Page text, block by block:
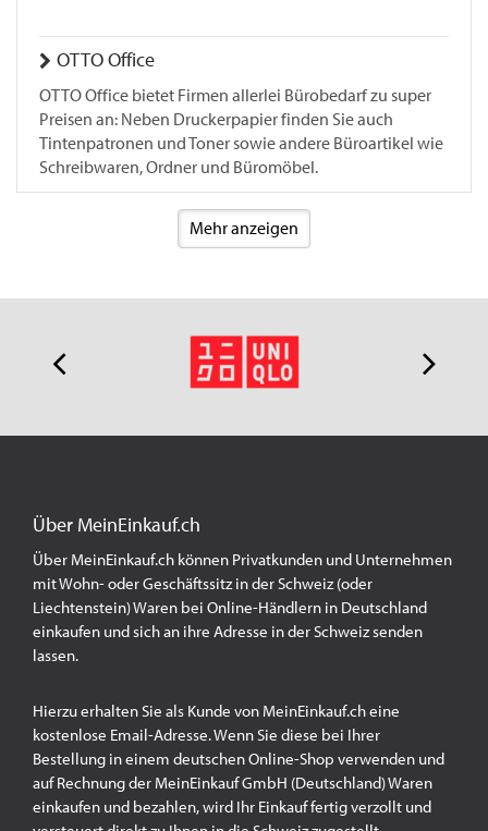
OTTO Office
OTTO Office bietet Firmen allerlei Bürobedarf zu super
Preisen an: Neben Druckerpapier finden Sie auch
Tintenpatronen und Toner sowie andere Büroartikel wie
Schreibwaren, Ordner und Büromöbel.
Mehr anzeigen
Über MeinEinkauf.ch
Über MeinEinkauf.ch können Privatkunden und Unternehmen
mit Wohn- oder Geschäftssitz in der Schweiz (oder
Liechtenstein) Waren bei Online-Händlern in Deutschland
einkaufen und sich an ihre Adresse in der Schweiz senden
lassen.
Hierzu erhalten Sie als Kunde von MeinEinkauf.ch eine
kostenlose Email-Adresse. Wenn Sie diese bei Ihrer
Bestellung in einem deutschen Online-Shop verwenden und
auf Rechnung der MeinEinkauf GmbH (Deutschland) Waren
einkaufen und bezahlen, wird Ihr Einkauf fertig verzollt und